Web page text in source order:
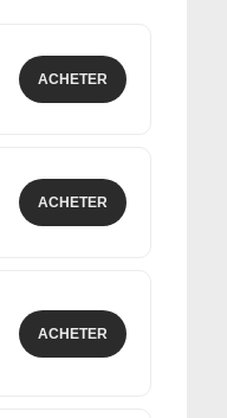
ACHETER
ACHETER
ACHETER